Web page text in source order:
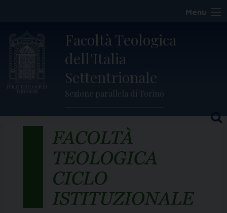
content
Menu
Facoltà Teologica
dell'Italia
Settentrionale
Sezione parallela di Torino